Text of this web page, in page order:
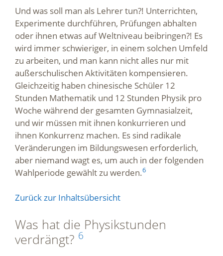
Und was soll man als Lehrer tun?! Unterrichten,
Experimente durchführen, Prüfungen abhalten
oder ihnen etwas auf Weltniveau beibringen?! Es
wird immer schwieriger, in einem solchen Umfeld
zu arbeiten, und man kann nicht alles nur mit
außerschulischen Aktivitäten kompensieren.
Gleichzeitig haben chinesische Schüler 12
Stunden Mathematik und 12 Stunden Physik pro
Woche während der gesamten Gymnasialzeit,
und wir müssen mit ihnen konkurrieren und
ihnen Konkurrenz machen. Es sind radikale
Veränderungen im Bildungswesen erforderlich,
aber niemand wagt es, um auch in der folgenden
Wahlperiode gewählt zu werden.6
Zurück zur Inhaltsübersicht
Was hat die Physikstunden
verdrängt? 6